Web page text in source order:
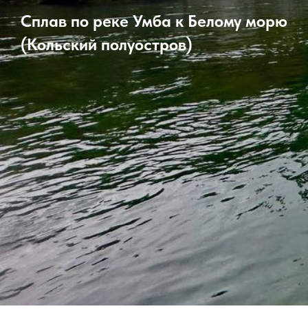
Сплав по реке Умба к Белому морю
(Кольский полуостров)